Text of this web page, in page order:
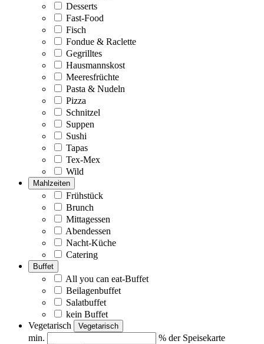
Desserts
Fast-Food
Fisch
Fondue & Raclette
Gegrilltes
Hausmannskost
Meeresfrüchte
Pasta & Nudeln
Pizza
Schnitzel
Suppen
Sushi
Tapas
Tex-Mex
Wild
Mahlzeiten
Frühstück
Brunch
Mittagessen
Abendessen
Nacht-Küche
Catering
Buffet
All you can eat-Buffet
Beilagenbuffet
Salatbuffet
kein Buffet
Vegetarisch
Vegetarisch
min.
% der Speisekarte